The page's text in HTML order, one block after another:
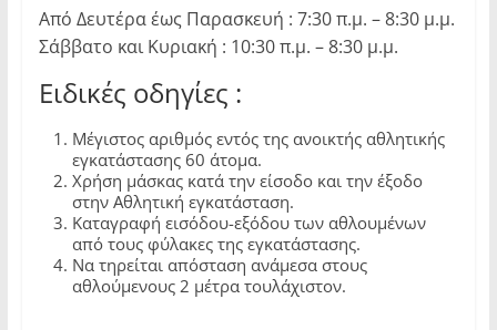
Από Δευτέρα έως Παρασκευή : 7:30 π.μ. – 8:30 μ.μ.
Σάββατο και Κυριακή : 10:30 π.μ. – 8:30 μ.μ.
Ειδικές οδηγίες :
Μέγιστος αριθμός εντός της ανοικτής αθλητικής
εγκατάστασης 60 άτομα.
Χρήση μάσκας κατά την είσοδο και την έξοδο
στην Αθλητική εγκατάσταση.
Καταγραφή εισόδου-εξόδου των αθλουμένων
από τους φύλακες της εγκατάστασης.
Να τηρείται απόσταση ανάμεσα στους
αθλούμενους 2 μέτρα τουλάχιστον.